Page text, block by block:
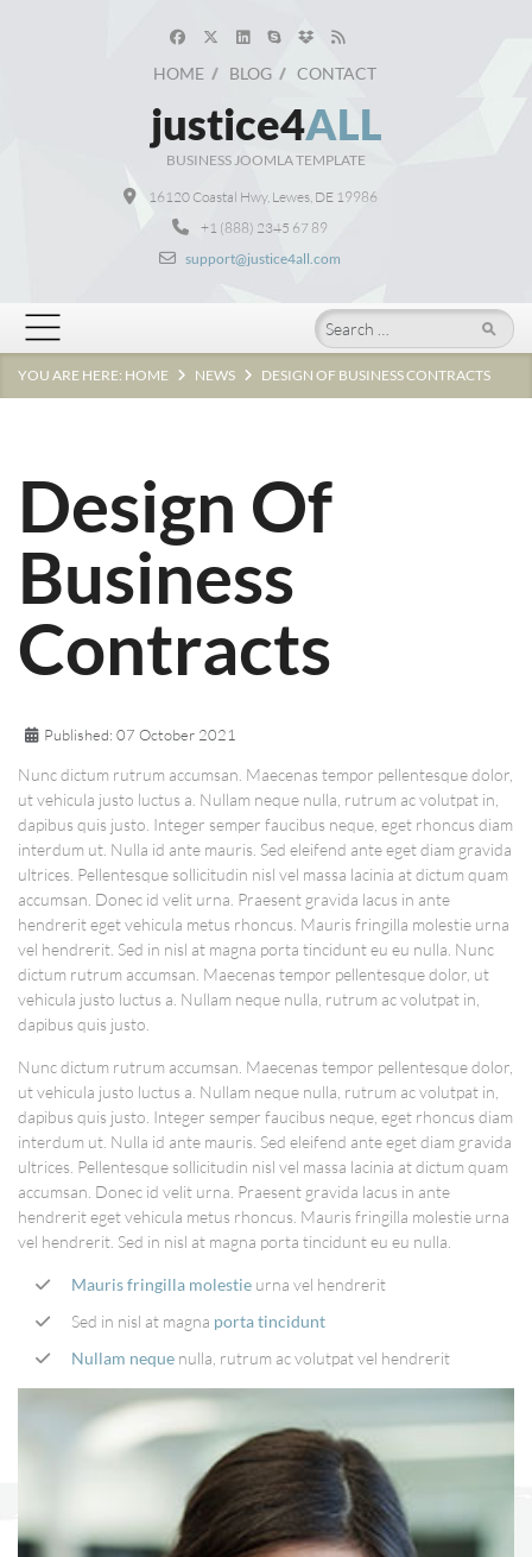
HOME BLOG CONTACT
justice4ALL
BUSINESS JOOMLA TEMPLATE
16120 Coastal Hwy, Lewes, DE 19986
+1 (888) 2345 67 89
support@justice4all.com
Search
YOU ARE HERE: HOME NEWS DESIGN OF BUSINESS CONTRACTS
Design Of
Business
Contracts
Published: 07 October 2021
Nunc dictum rutrum accumsan. Maecenas tempor pellentesque dolor,
ut vehicula justo luctus a. Nullam neque nulla, rutrum ac volutpat in,
dapibus quis justo. Integer semper faucibus neque, eget rhoncus diam
interdum ut. Nulla id ante mauris. Sed eleifend ante eget diam gravida
ultrices. Pellentesque sollicitudin nisl vel massa lacinia at dictum quam
accumsan. Donec id velit urna. Praesent gravida lacus in ante
hendrerit eget vehicula metus rhoncus. Mauris fringilla molestie urna
vel hendrerit. Sed in nisl at magna porta tincidunt eu eu nulla. Nunc
dictum rutrum accumsan. Maecenas tempor pellentesque dolor, ut
vehicula justo luctus a. Nullam neque nulla, rutrum ac volutpat in,
dapibus quis justo.
Nunc dictum rutrum accumsan. Maecenas tempor pellentesque dolor,
ut vehicula justo luctus a. Nullam neque nulla, rutrum ac volutpat in,
dapibus quis justo. Integer semper faucibus neque, eget rhoncus diam
interdum ut. Nulla id ante mauris. Sed eleifend ante eget diam gravida
ultrices. Pellentesque sollicitudin nisl vel massa lacinia at dictum quam
accumsan. Donec id velit urna. Praesent gravida lacus in ante
hendrerit eget vehicula metus rhoncus. Mauris fringilla molestie urna
vel hendrerit. Sed in nisl at magna porta tincidunt eu eu nulla.
Mauris fringilla molestie urna vel hendrerit
Sed in nisl at magna porta tincidunt
Nullam neque nulla, rutrum ac volutpat vel hendrerit